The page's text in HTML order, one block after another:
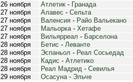
26 ноября Атлетик - Гранада
27 ноября
Алавес - Сельта
27 ноября
Валенсия - Райо Вальекано
27 ноября
Мальорка- Хетафе
27 ноября
Вильярреал - Барселона
28 ноября
Бетис - Леванте
28 ноября
Эспаньол - Реал Сосьедад
28 ноября
Кадис - Атлетико
28 ноября
Реал Мадрид - Севилья
29 ноября
Осасуна- Эльче